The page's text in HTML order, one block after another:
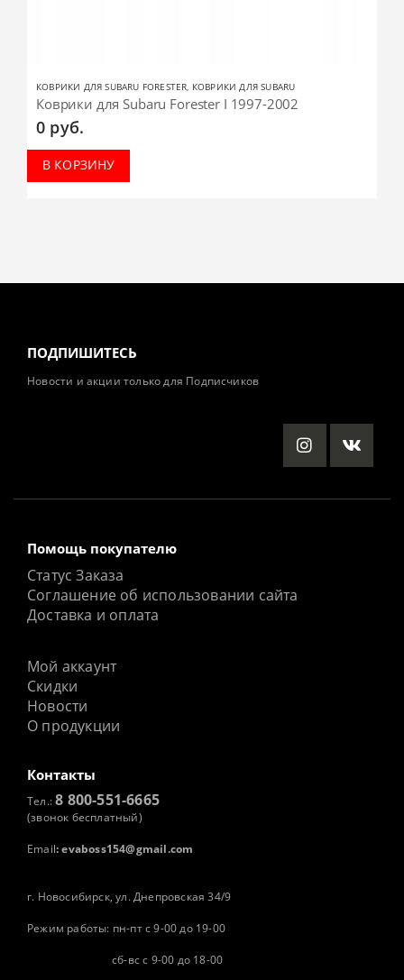
КОВРИКИ ДЛЯ SUBARU FORESTER, КОВРИКИ ДЛЯ SUBARU
Коврики для Subaru Forester I 1997-2002
0 руб.
В КОРЗИНУ
ПОДПИШИТЕСЬ
Новости и акции только для Подписчиков
Помощь покупателю
Статус Заказа
Соглашение об использовании сайта
Доставка и оплата
Мой аккаунт
Скидки
Новости
О продукции
Контакты
Тел.:8 800-551-6665
(звонок бесплатный)
Email: evaboss154@gmail.com
г. Новосибирск, ул. Днепровская 34/9
Режим работы: пн-пт с 9-00 до 19-00
сб-вс с 9-00 до 18-00